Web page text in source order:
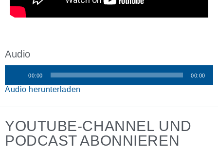
Audio
Audio-
00:00 00:00
Audio herunterladen
YOUTUBE-CHANNEL UND
PODCAST ABONNIEREN